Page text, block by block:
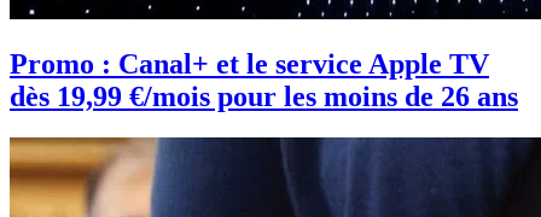
Promo : Canal+ et le service Apple TV
dès 19,99 €/mois pour les moins de 26 ans